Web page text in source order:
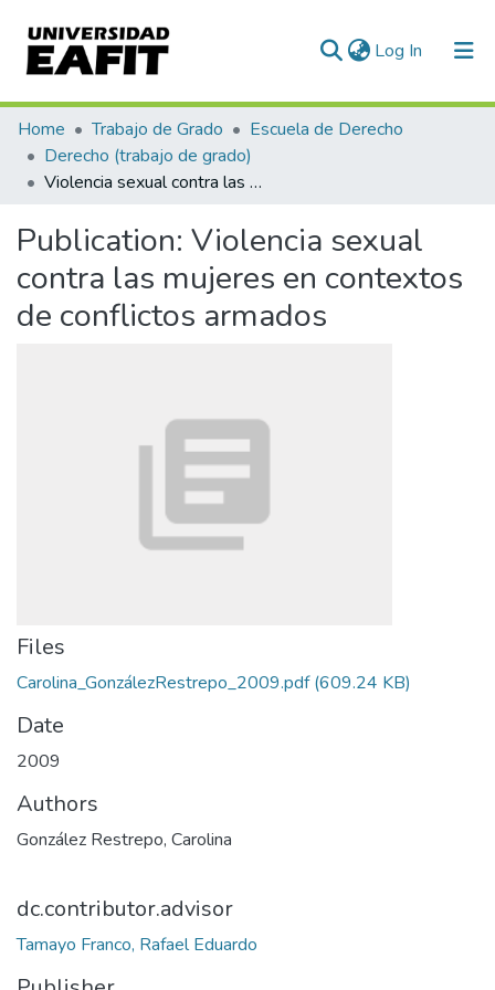
Log In (current)
Communities & Collections
All of DSpace
Home Trabajo de Grado
Escuela de Derecho
Derecho (trabajo de grado)
Violencia sexual contra las mujeres en contextos de conflictos armados
Publication: Violencia sexual
contra las mujeres en contextos
de conflictos armados
Files
Carolina_GonzálezRestrepo_2009.pdf(609.24 KB)
Date
2009
Authors
González Restrepo, Carolina
dc.contributor.advisor
Tamayo Franco, Rafael Eduardo